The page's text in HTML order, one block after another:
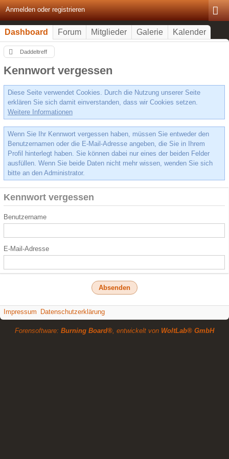
Anmelden oder registrieren
Dashboard Forum Mitglieder Galerie Kalender
Daddeltreff
Kennwort vergessen
Diese Seite verwendet Cookies. Durch die Nutzung unserer Seite
erklären Sie sich damit einverstanden, dass wir Cookies setzen.
Weitere Informationen
Wenn Sie Ihr Kennwort vergessen haben, müssen Sie entweder den
Benutzernamen oder die E-Mail-Adresse angeben, die Sie in Ihrem
Profil hinterlegt haben. Sie können dabei nur eines der beiden Felder
ausfüllen. Wenn Sie beide Daten nicht mehr wissen, wenden Sie sich
bitte an den Administrator.
Kennwort vergessen
Benutzername
E-Mail-Adresse
Impressum Datenschutzerklärung
Forensoftware: Burning Board®, entwickelt von WoltLab® GmbH